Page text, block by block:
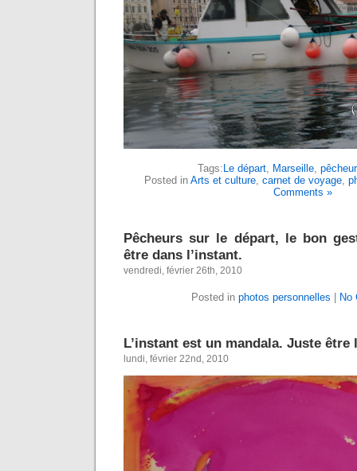
Tags:Le départ Marseille pêcheur
Posted in Arts et culture, carnet de voyage,
Comments »
Pêcheurs sur le départ, le bon
être dans l’instant.
vendredi, février 26th, 2010
Posted in photos personnelles | No
L’instant est un mandala. Juste
lundi, février 22nd, 2010